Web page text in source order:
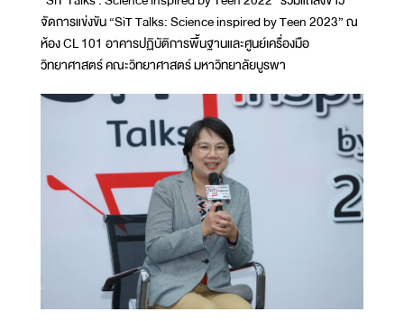
จัดการแข่งขัน “SiT Talks: Science inspired by Teen 2023” ณ
ห้อง CL 101 อาคารปฏิบัติการพื้นฐานและศูนย์เครื่องมือ
วิทยาศาสตร์ คณะวิทยาศาสตร์ มหาวิทยาลัยบูรพา